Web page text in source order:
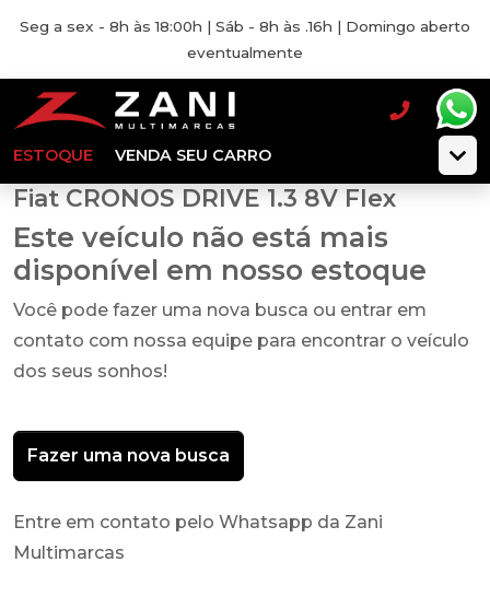
Seg a sex - 8h às 18:00h | Sáb - 8h às .16h | Domingo aberto
eventualmente
ESTOQUE VENDA SEU CARRO
Fiat CRONOS DRIVE 1.3 8V Flex
Este veículo não está mais
disponível em nosso estoque
Você pode fazer uma nova busca ou entrar em
contato com nossa equipe para encontrar o veículo
dos seus sonhos!
Fazer uma nova busca
Entre em contato pelo Whatsapp da Zani
Multimarcas